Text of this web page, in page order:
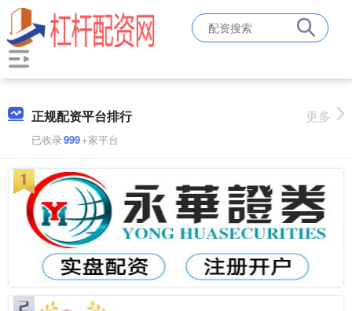
正规配资平台排行
已收录999+家平台
更多